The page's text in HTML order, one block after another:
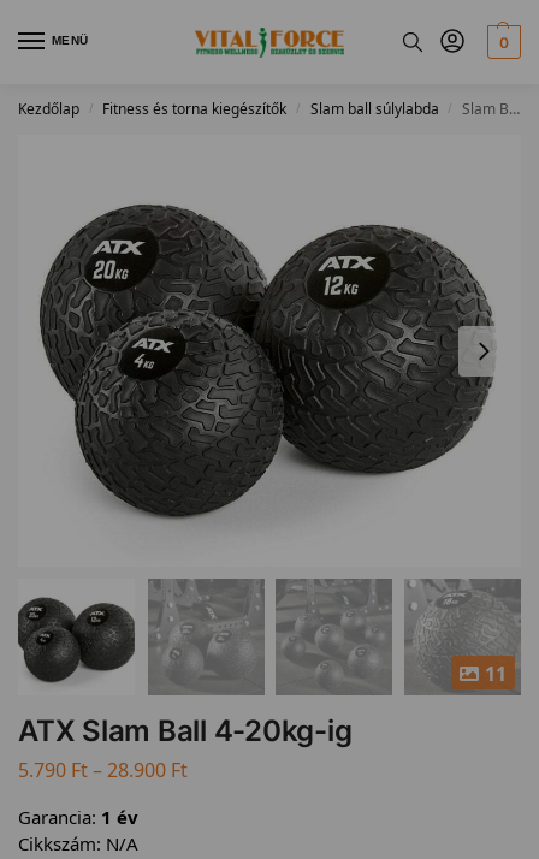
MENÜ 0
Kezdőlap / Fitness és torna kiegészítők / Slam ball súlylabda / Slam Ball 4-20kg-ig
11
ATX Slam Ball 4-20kg-ig
5.790 Ft–28.900 Ft
Garancia: 1 év
Cikkszám: N/A